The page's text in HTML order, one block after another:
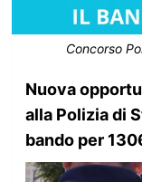
Concorso
Nuova
alla Polizia di
bando per